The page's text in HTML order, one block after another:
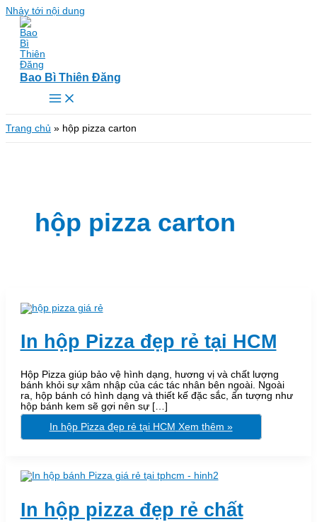
Nhảy tới nội dung
Bao Bì Thiên Đăng
Trang chủ » hộp pizza carton
hộp pizza carton
In hộp Pizza đẹp rẻ tại HCM
Hộp Pizza giúp bảo vệ hình dạng, hương vị và chất lượng
bánh khỏi sự xâm nhập của các tác nhân bên ngoài. Ngoài
ra, hộp bánh có hình dạng và thiết kế đặc sắc, ấn tượng như
hộp bánh kem sẽ gợi nên sự […]
In hộp Pizza đẹp rẻ tại HCM Xem thêm »
In hộp pizza đẹp rẻ chất